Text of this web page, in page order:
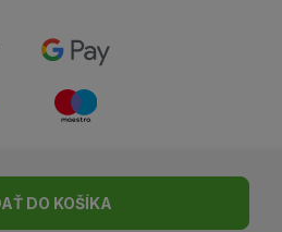
DO KOŠÍKA
práva vyhradené | Made with ♥
Madviso